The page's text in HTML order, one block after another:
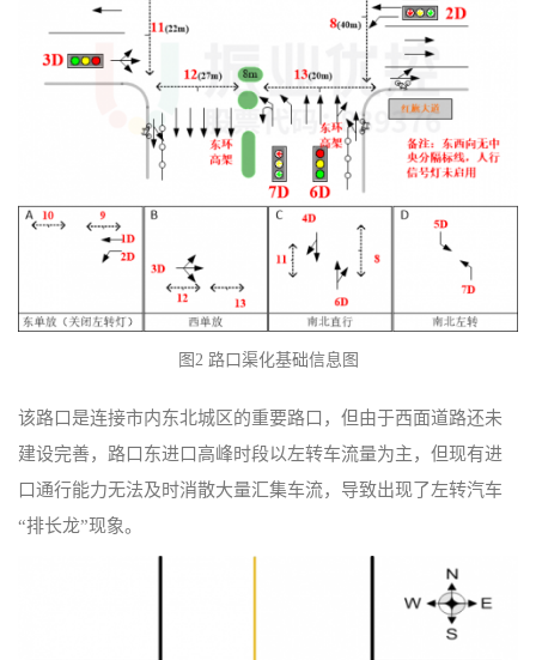
图2 路口渠化基础信息图
该路口是连接市内东北城区的重要路口，但由于西面道路还未
建设完善，路口东进口高峰时段以左转车流量为主，但现有进
口通行能力无法及时消散大量汇集车流，导致出现了左转汽车
“排长龙”现象。